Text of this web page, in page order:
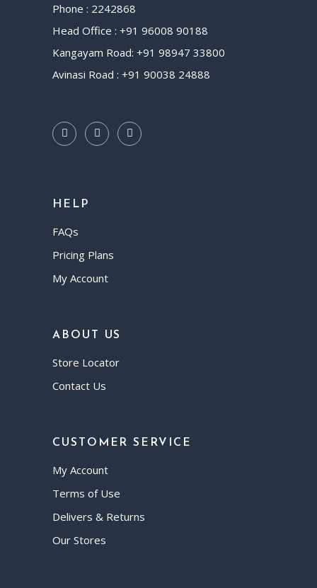
Phone : 2242868
Head Office : +91 96008 90188
Kangayam Road: +91 98947 33800
Avinasi Road : +91 90038 24888
HELP
FAQs
Pricing Plans
My Account
ABOUT US
Store Locator
Contact Us
CUSTOMER SERVICE
My Account
Terms of Use
Delivers & Returns
Our Stores